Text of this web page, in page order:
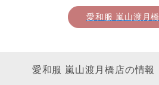
愛和服 嵐山渡月
愛和服 嵐山渡月橋店の情報